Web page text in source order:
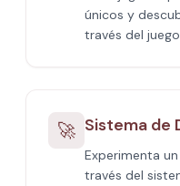
únicos y
través del
🚀 Sistema de
Experimenta
través del